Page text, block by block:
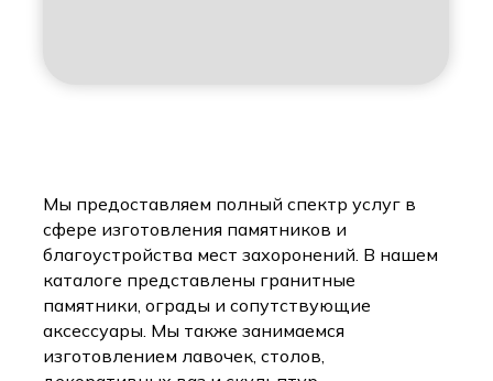
Мы предоставляем полный спектр услуг в
сфере изготовления памятников и
благоустройства мест захоронений. В нашем
каталоге представлены гранитные
памятники, ограды и сопутствующие
аксессуары. Мы также занимаемся
изготовлением лавочек, столов,